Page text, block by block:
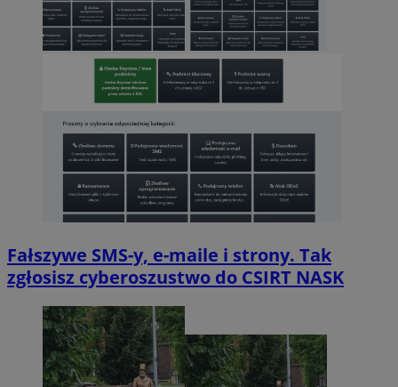
Fałszywe SMS-y, e-maile i strony. Tak
zgłosisz cyberoszustwo do CSIRT NASK